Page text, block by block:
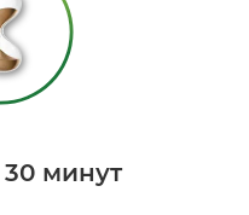
минут